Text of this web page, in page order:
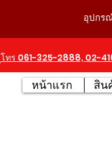
อุปกร
โทร 061-325-2888, 02-
หน้าแรก สิน